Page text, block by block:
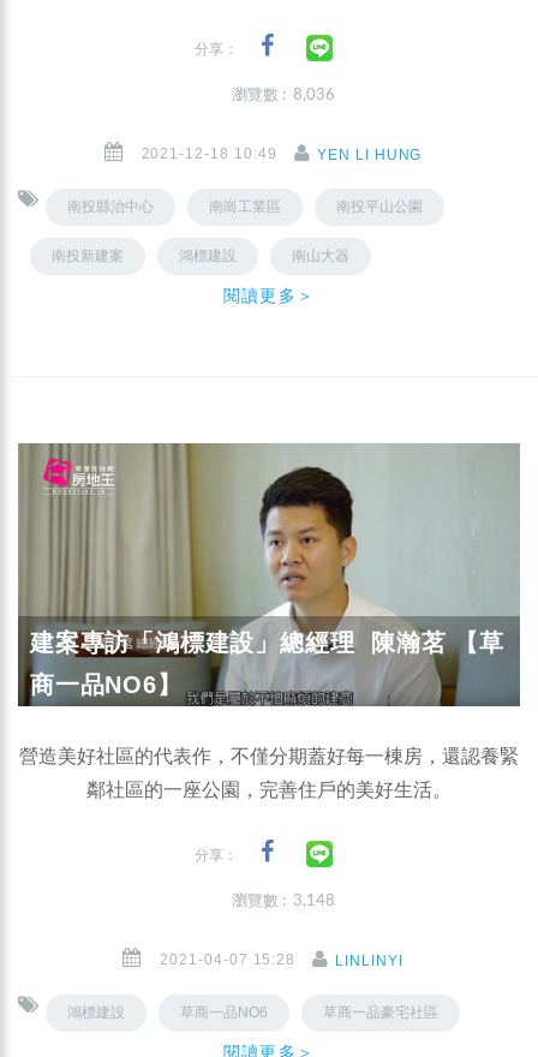
分享：
瀏覽數 : 8,036
2021-12-18 10:49 YEN LI HUNG
南投縣治中心 南崗工業區 南投平山公園
南投新建案 鴻標建設 南山大器
閱讀更多＞
建案專訪「鴻標建設」總經理 陳瀚茗 【草
商一品NO6】
營造美好社區的代表作，不僅分期蓋好每一棟房，還認養緊
鄰社區的一座公園，完善住戶的美好生活。
分享：
瀏覽數 : 3,148
2021-04-07 15:28 LINLINYI
鴻標建設 草商一品NO6 草商一品豪宅社區
閱讀更多＞